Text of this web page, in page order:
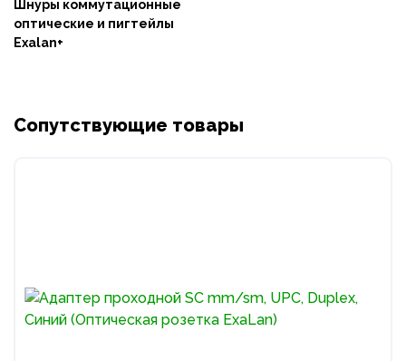
Шнуры коммутационные
оптические и пигтейлы
Exalan+
Сопутствующие товары